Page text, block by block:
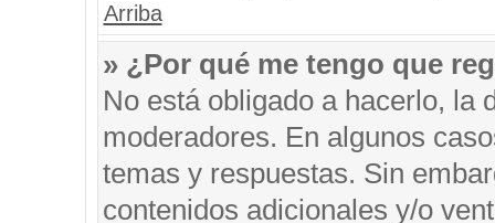
Arriba
» ¿Por qué me tengo que
No está obligado a hacerlo, la
moderadores. En algunos
temas y respuestas. Sin
contenidos adicionales y/o